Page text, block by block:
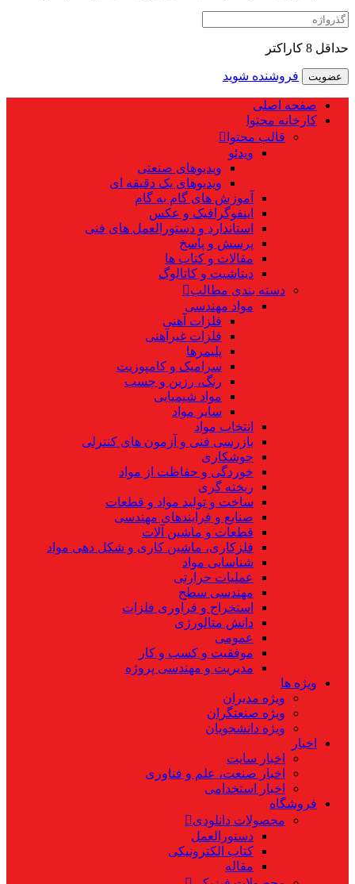
حداقل 8 کاراکتر
فروشنده شوید
صفحه اصلی
کارخانه محتوا
قالب محتوا
ویدئو
ویدیوهای صنعتی
ویدیوهای یک دقیقه ای
آموزش های گام به گام
اینفوگرافیک و عکس
استاندارد و دستورالعمل های فنی
پرسش و پاسخ
مقالات و کتاب ها
دیتاشیت و کاتالوگ
دسته بندی مطالب
مواد مهندسی
فلزات آهنی
فلزات غیرآهنی
پلیمرها
سرامیک و کامپوزیت
رنگ، رزین و چسب
مواد شیمیایی
سایر مواد
انتخاب مواد
بازرسی فنی و آزمون های کنترلی
جوشکاری
خوردگی و حفاظت از مواد
ریخته گری
ساخت و تولید مواد و قطعات
صنایع و فرایندهای مهندسی
قطعات و ماشین آلات
فلزکاری، ماشین کاری و شکل دهی مواد
شناسایی مواد
عملیات حرارتی
مهندسی سطح
استخراج و فراوری فلزات
دانش متالورژی
عمومی
موفقیت و کسب و کار
مدیریت و مهندسی پروژه
ویژه ها
ویژه مدیران
ویژه صنعتگران
ویژه دانشجویان
اخبار
اخبار سایت
اخبار صنعت، علم و فناوری
اخبار استخدامی
فروشگاه
محصولات دانلودی
دستورالعمل
کتاب الکترونیکی
مقاله